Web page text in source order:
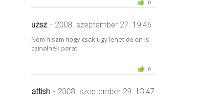
0
uzsz - 2008. szeptember 27. 19:46
Nem hiszm hogy csak ugy lehet de en is
csinalnék parat
0
attish - 2008. szeptember 29. 13:47